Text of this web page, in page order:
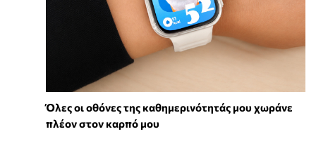
Όλες οι οθόνες της καθημερινότητάς μου χωράνε
πλέον στον καρπό μου